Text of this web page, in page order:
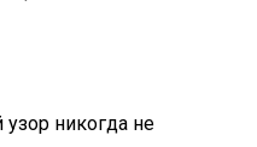
узор никогда не